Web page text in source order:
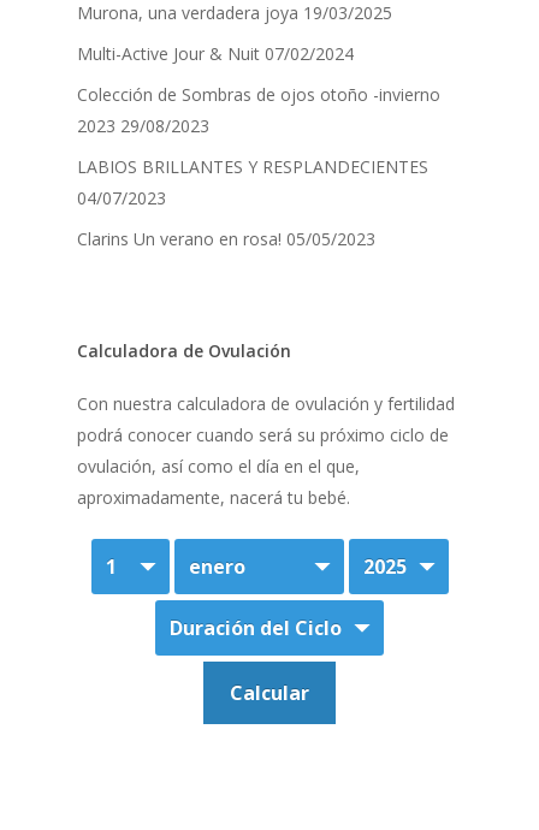
Murona, una verdadera joya 19/03/2025
Multi-Active Jour & Nuit 07/02/2024
Colección de Sombras de ojos otoño -invierno
2023 29/08/2023
LABIOS BRILLANTES Y RESPLANDECIENTES
04/07/2023
Clarins Un verano en rosa! 05/05/2023
Calculadora de Ovulación
Con nuestra calculadora de ovulación y fertilidad
podrá conocer cuando será su próximo ciclo de
ovulación, así como el día en el que,
aproximadamente, nacerá tu bebé.